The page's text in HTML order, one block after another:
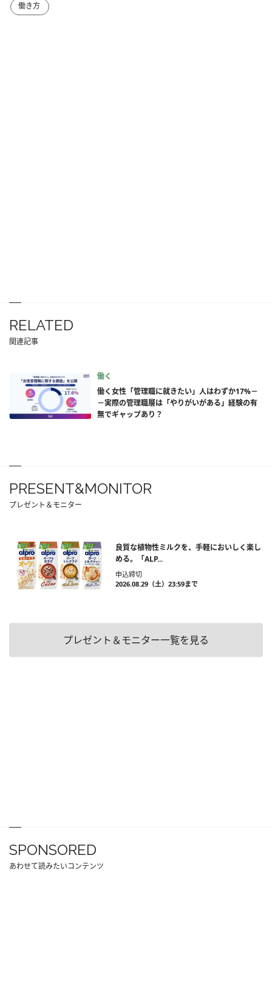
働き方
RELATED
関連記事
働く
働く女性「管理職に就きたい」人はわずか17%－
－実際の管理職層は「やりがいがある」経験の有
無でギャップあり？
PRESENT&MONITOR
プレゼント＆モニター
良質な植物性ミルクを、手軽においしく楽し
める。「ALP...
申込締切
2026.08.29（土）23:59まで
プレゼント＆モニター一覧を見る
SPONSORED
あわせて読みたいコンテンツ